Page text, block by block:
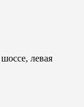
левая